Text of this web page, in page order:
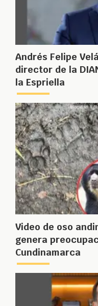
Andrés Felipe
director de la
la Espriella
Video de oso
genera
Cundinamarca